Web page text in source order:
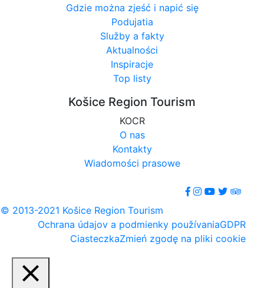
Gdzie można zjeść i napić się
Podujatia
Služby a fakty
Aktualności
Inspiracje
Top listy
Košice Region Tourism
KOCR
O nas
Kontakty
Wiadomości prasowe
© 2013-2021 Košice Region Tourism
Ochrana údajov a podmienky používaniaGDPR
CiasteczkaZmień zgodę na pliki cookie